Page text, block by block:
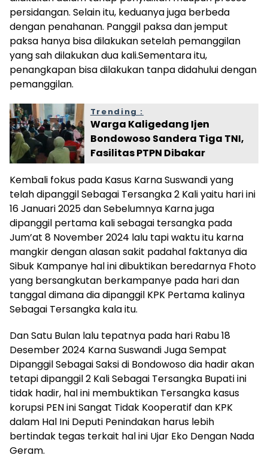
persidangan. Selain itu, keduanya juga berbeda
dengan penahanan. Panggil paksa dan jemput
paksa hanya bisa dilakukan setelah pemanggilan
yang sah dilakukan dua kali.Sementara itu,
penangkapan bisa dilakukan tanpa didahului dengan
pemanggilan.
Trending :
Warga Kaligedang Ijen
Bondowoso Sandera Tiga TNI,
Fasilitas PTPN Dibakar
Kembali fokus pada Kasus Karna Suswandi yang
telah dipanggil Sebagai Tersangka 2 Kali yaitu hari ini
16 Januari 2025 dan Sebelumnya Karna juga
dipanggil pertama kali sebagai tersangka pada
Jum’at 8 November 2024 lalu tapi waktu itu karna
mangkir dengan alasan sakit padahal faktanya dia
Sibuk Kampanye hal ini dibuktikan beredarnya Fhoto
yang bersangkutan berkampanye pada hari dan
tanggal dimana dia dipanggil KPK Pertama kalinya
Sebagai Tersangka kala itu.
Dan Satu Bulan lalu tepatnya pada hari Rabu 18
Desember 2024 Karna Suswandi Juga Sempat
Dipanggil Sebagai Saksi di Bondowoso dia hadir akan
tetapi dipanggil 2 Kali Sebagai Tersangka Bupati ini
tidak hadir, hal ini membuktikan Tersangka kasus
korupsi PEN ini Sangat Tidak Kooperatif dan KPK
dalam Hal Ini Deputi Penindakan harus lebih
bertindak tegas terkait hal ini Ujar Eko Dengan Nada
Geram.